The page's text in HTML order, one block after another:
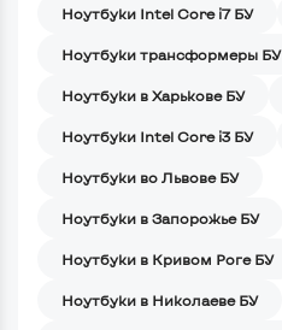
Ноутбуки Intel Core i7 БУ
Ноутбуки трансформеры БУ
Ноутбуки в Харькове БУ
Ноутбуки Intel Core i3 БУ
Ноутбуки во Львове БУ
Ноутбуки в Запорожье БУ
Ноутбуки в Кривом Роге БУ
Ноутбуки в Николаеве БУ